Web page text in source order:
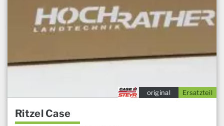
Ersatzteil
original
Ritzel Case